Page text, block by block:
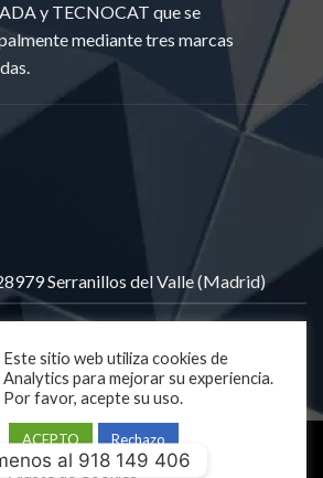
y TECNOCAT que se
mediante tres marcas
Serranillos del Valle (Madrid)
PRODUCTOS
AVISO LEGAL
POLÍTICA DE COOKIES
Este sitio web utiliza cookies de
Analytics para mejorar su experiencia.
Por favor, acepte su uso.
ACEPTO Rechazo
Ajuste de Cookies
al 918 149 406